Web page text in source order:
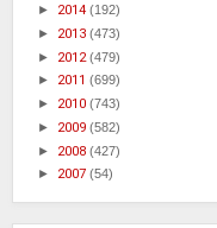
► 2014 (192)
► 2013 (473)
► 2012(479)
► 2011 (699)
► 2010 (743)
► 2009 (582)
► 2008 (427)
► 2007 (54)